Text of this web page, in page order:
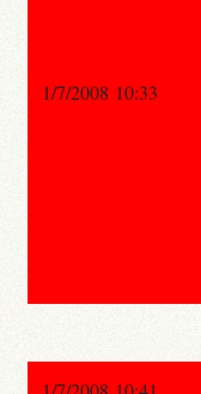
1/7/2008 10:33